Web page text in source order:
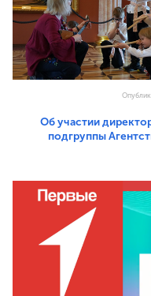
Об участии
подгруппы